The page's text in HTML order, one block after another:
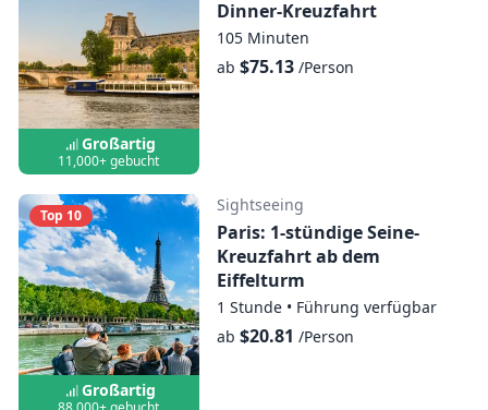
Großartig
11,000+ gebucht
Dinner-Kreuzfahrt
105 Minuten
ab $75.13/Person
Top 10
Großartig
Sightseeing
Paris: 1-stündige Seine-
Kreuzfahrt ab dem
Eiffelturm
1 Stunde • Führung verfügbar
ab $20.81 /Person